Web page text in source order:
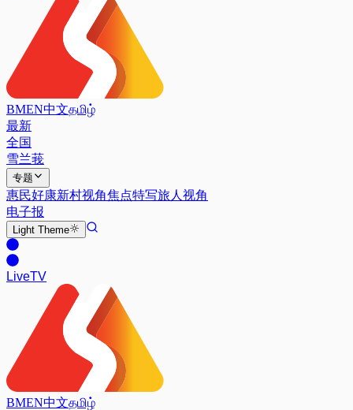
BMEN中文தமிழ்
最新
全国
雪兰莪
专题
惠民好康新村视角焦点特写旅人视角
电子报
Light Theme
LiveTV
BMEN中文தமிழ்